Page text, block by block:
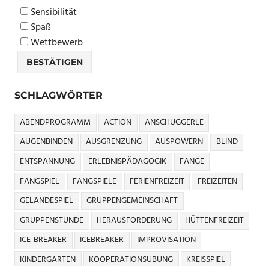
Sensibilität
Spaß
Wettbewerb
SCHLAGWÖRTER
ABENDPROGRAMM ACTION
ANSCHUGGERLE
AUGENBINDEN
AUSGRENZUNG AUSPOWERN
BLIND
ENTSPANNUNG
ERLEBNISPÄDAGOGIK
FANGE
FANGSPIEL
FANGSPIELE FERIENFREIZEIT
FREIZEITEN
GELÄNDESPIEL
GRUPPENGEMEINSCHAFT
GRUPPENSTUNDE
HERAUSFORDERUNG
HÜTTENFREIZEIT
ICE-BREAKER
ICEBREAKER
IMPROVISATION
KINDERGARTEN
KOOPERATIONSÜBUNG KREISSPIEL